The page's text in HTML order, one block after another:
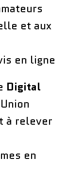
et aux
en ligne
Digital
à relever
en